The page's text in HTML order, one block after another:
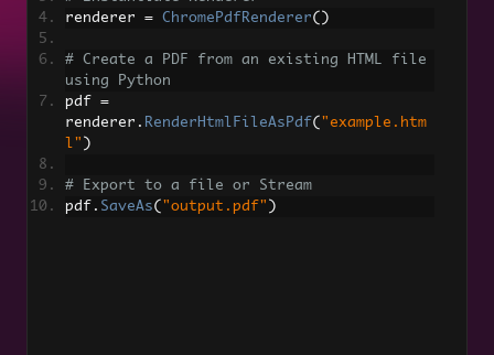
套用設定
HTML 渲染設定
renderer = ChromePdfRenderer()
# Create a PDF from an existing HTML file
using Python
pdf =
renderer . RenderHtmlFileAsPdf( "example.htm
l" )
# Export to a file or Stream
pdf . SaveAs( "output.pdf" )